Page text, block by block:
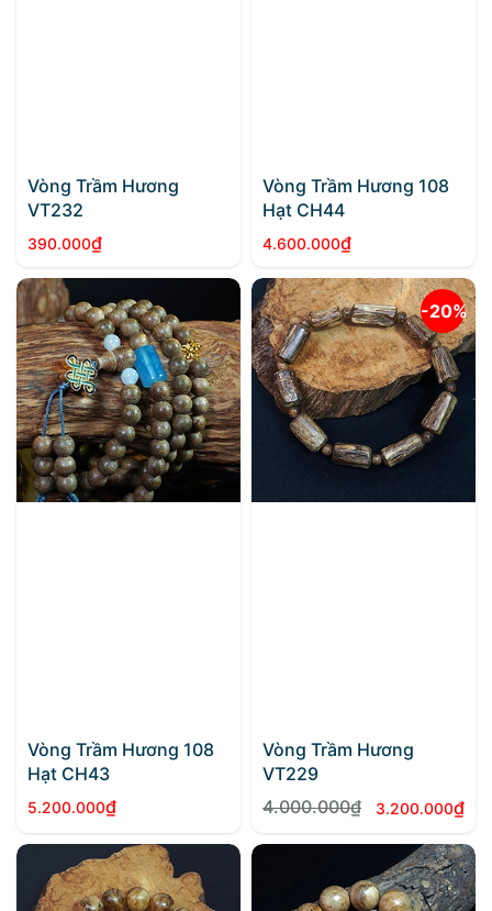
Vòng Trầm Hương
VT232
390.000₫
Vòng Trầm Hương 108
Hạt CH44
4.600.000₫
Vòng Trầm Hương 108
Hạt CH43
5.200.000₫
-20%
Vòng Trầm Hương
VT229
4.000.000₫
Giá
gốc
4.000.000₫.
3.200.000₫
Giá
hiện